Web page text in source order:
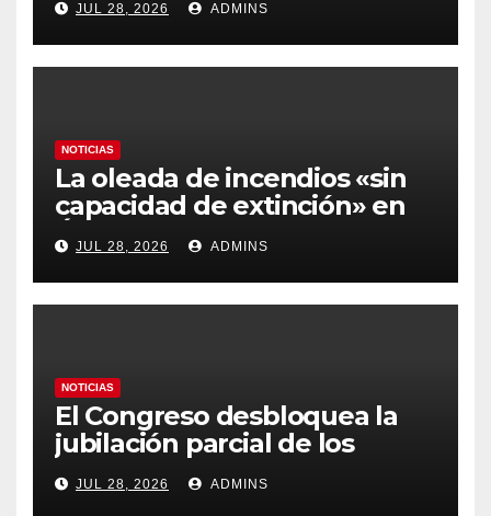
más caros que el año pasado
y los hoteles disparados
JUL 28, 2026 ADMINS
NOTICIAS
La oleada de incendios «sin
capacidad de extinción» en
Ávila y al oeste de Madrid
obliga a declarar la
emergencia nacional
JUL 28, 2026 ADMINS
NOTICIAS
El Congreso desbloquea la
jubilación parcial de los
trabajadores laborales del
sector público
JUL 28, 2026 ADMINS